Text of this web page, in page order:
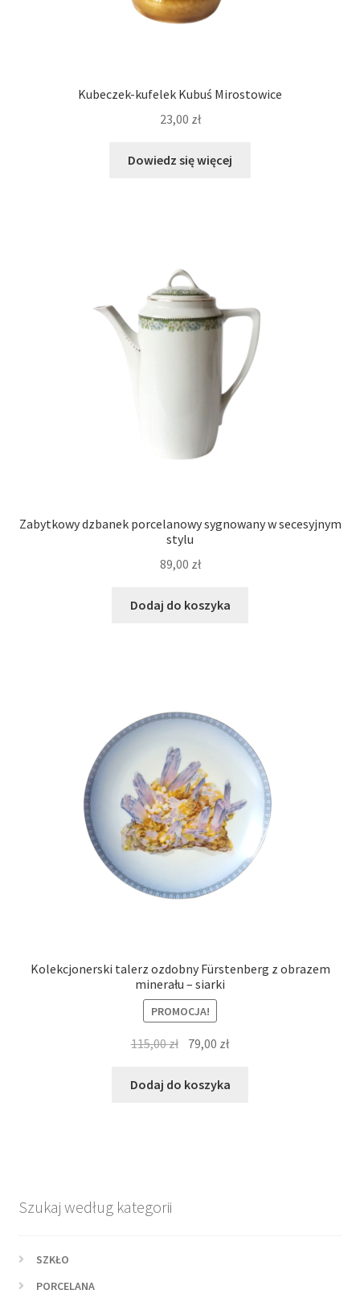
Kubeczek-kufelek Kubuś Mirostowice
23,00 zł
Dowiedz się więcej
Zabytkowy dzbanek porcelanowy sygnowany w secesyjnym
stylu
89,00 zł
Dodaj do koszyka
Kolekcjonerski talerz ozdobny Fürstenberg z obrazem
minerału – siarki
PROMOCJA!
115,00zł Pierwotna
wynosiła:
79,00 złAktualna
wynosi:
Dodaj do koszyka
Szukaj według kategorii
SZKŁO
PORCELANA